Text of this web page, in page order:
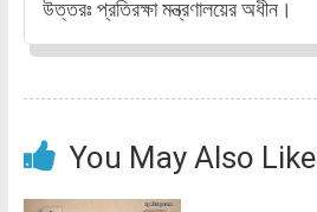
উত্তরঃ প্রতিরক্ষা মন্ত্রণালয়ের অধীন।
You May Also Like